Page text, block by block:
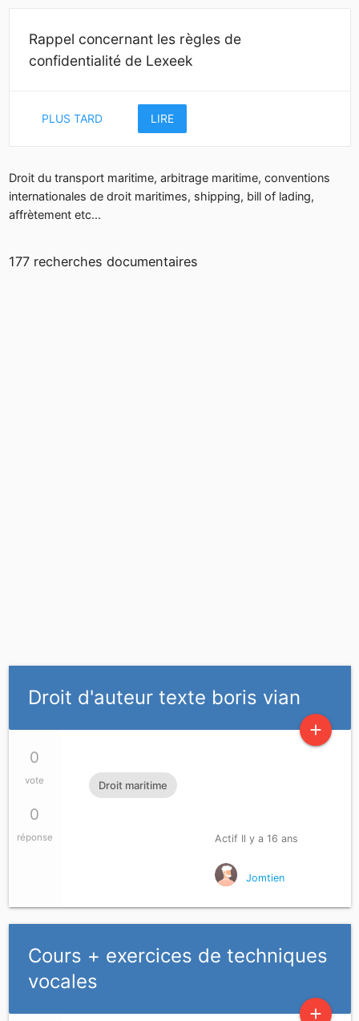
Rappel concernant les règles de
confidentialité de Lexeek
PLUS TARD LIRE
Droit du transport maritime, arbitrage maritime, conventions
internationales de droit maritimes, shipping, bill of lading,
affrètement etc...
177 recherches documentaires
Droit d'auteur texte boris vian
add
0
vote
0
réponse
Droit maritime
Actif Il y a 16 ans
Jomtien
Cours + exercices de techniques
vocales
add